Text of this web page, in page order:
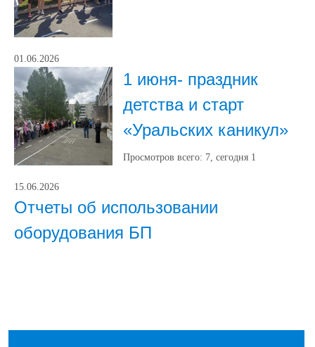
01.06.2026
1 июня- праздник
детства и старт
«Уральских каникул»
Просмотров всего: 7, сегодня 1
15.06.2026
Отчеты об использовании
оборудования БП